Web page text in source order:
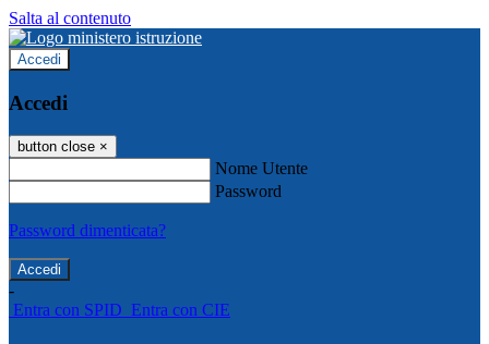
Salta al contenuto
Accedi
Accedi
button close ×
Nome Utente
Password
Password dimenticata?
-
Entra con SPID Entra con CIE